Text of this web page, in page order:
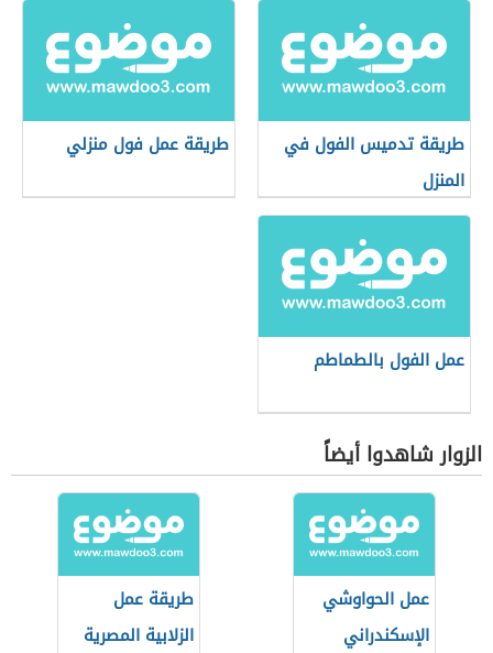
طريقة تدميس الفول في
المنزل
طريقة عمل فول منزلي
عمل الفول بالطماطم
الزوار شاهدوا أيضاً
عمل الحواوشي
الإسكندراني
طريقة عمل
الزلابية المصرية